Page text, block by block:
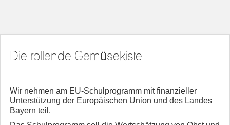
Die rollende Gemüsekiste
Wir nehmen am EU-Schulprogramm mit finanzieller
Unterstützung der Europäischen Union und des Landes
Bayern teil.